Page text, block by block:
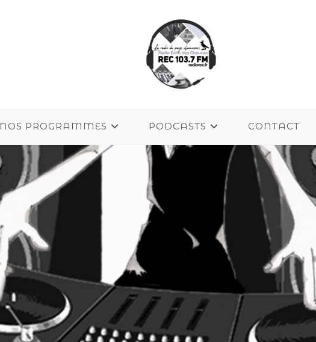
NOS PROGRAMMES PODCASTS CONTACT